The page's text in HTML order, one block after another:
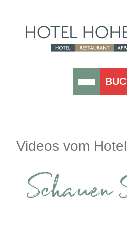
Videos vom
Schauen